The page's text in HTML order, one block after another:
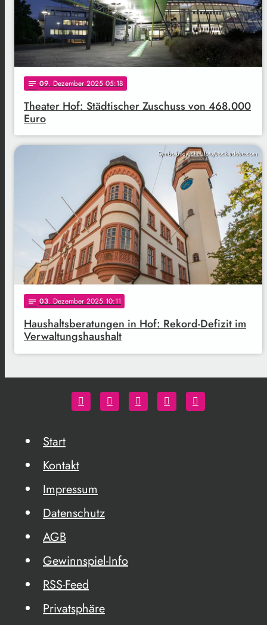
notes 09. Dezember 2025 05:18
Theater Hof: Städtischer Zuschuss von 468.000
Euro
Symbolbild/schulzfoto/stock.adobe.com
notes 03. Dezember 2025 10:11
Haushaltsberatungen in Hof: Rekord-Defizit im
Verwaltungshaushalt
Start
Kontakt
Impressum
Datenschutz
AGB
Gewinnspiel-Info
RSS-Feed
Privatsphäre